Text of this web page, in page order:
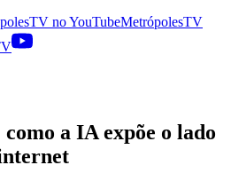
noYouTubeMetrópolesTV
a IA expõe o lado